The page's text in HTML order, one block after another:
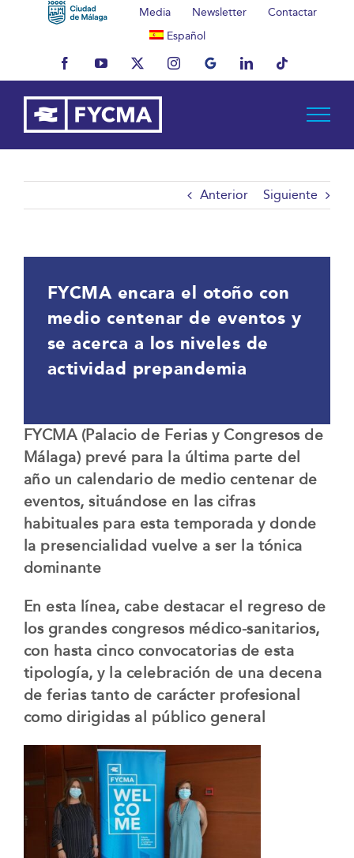
Media Newsletter
Contactar
Español
FacebookYouTubeX InstagramMyBusinessLinkedInTiktok
Anterior Siguiente
FYCMA encara el otoño con
medio centenar de eventos y
se acerca a los niveles de
actividad prepandemia
FYCMA (Palacio de Ferias y Congresos de
Málaga) prevé para la última parte del
año un calendario de medio centenar de
eventos, situándose en las cifras
habituales para esta temporada y donde
la presencialidad vuelve a ser la tónica
dominante
En esta línea, cabe destacar el regreso de
los grandes congresos médico-sanitarios,
con hasta cinco convocatorias de esta
tipología, y la celebración de una decena
de ferias tanto de carácter profesional
como dirigidas al público general